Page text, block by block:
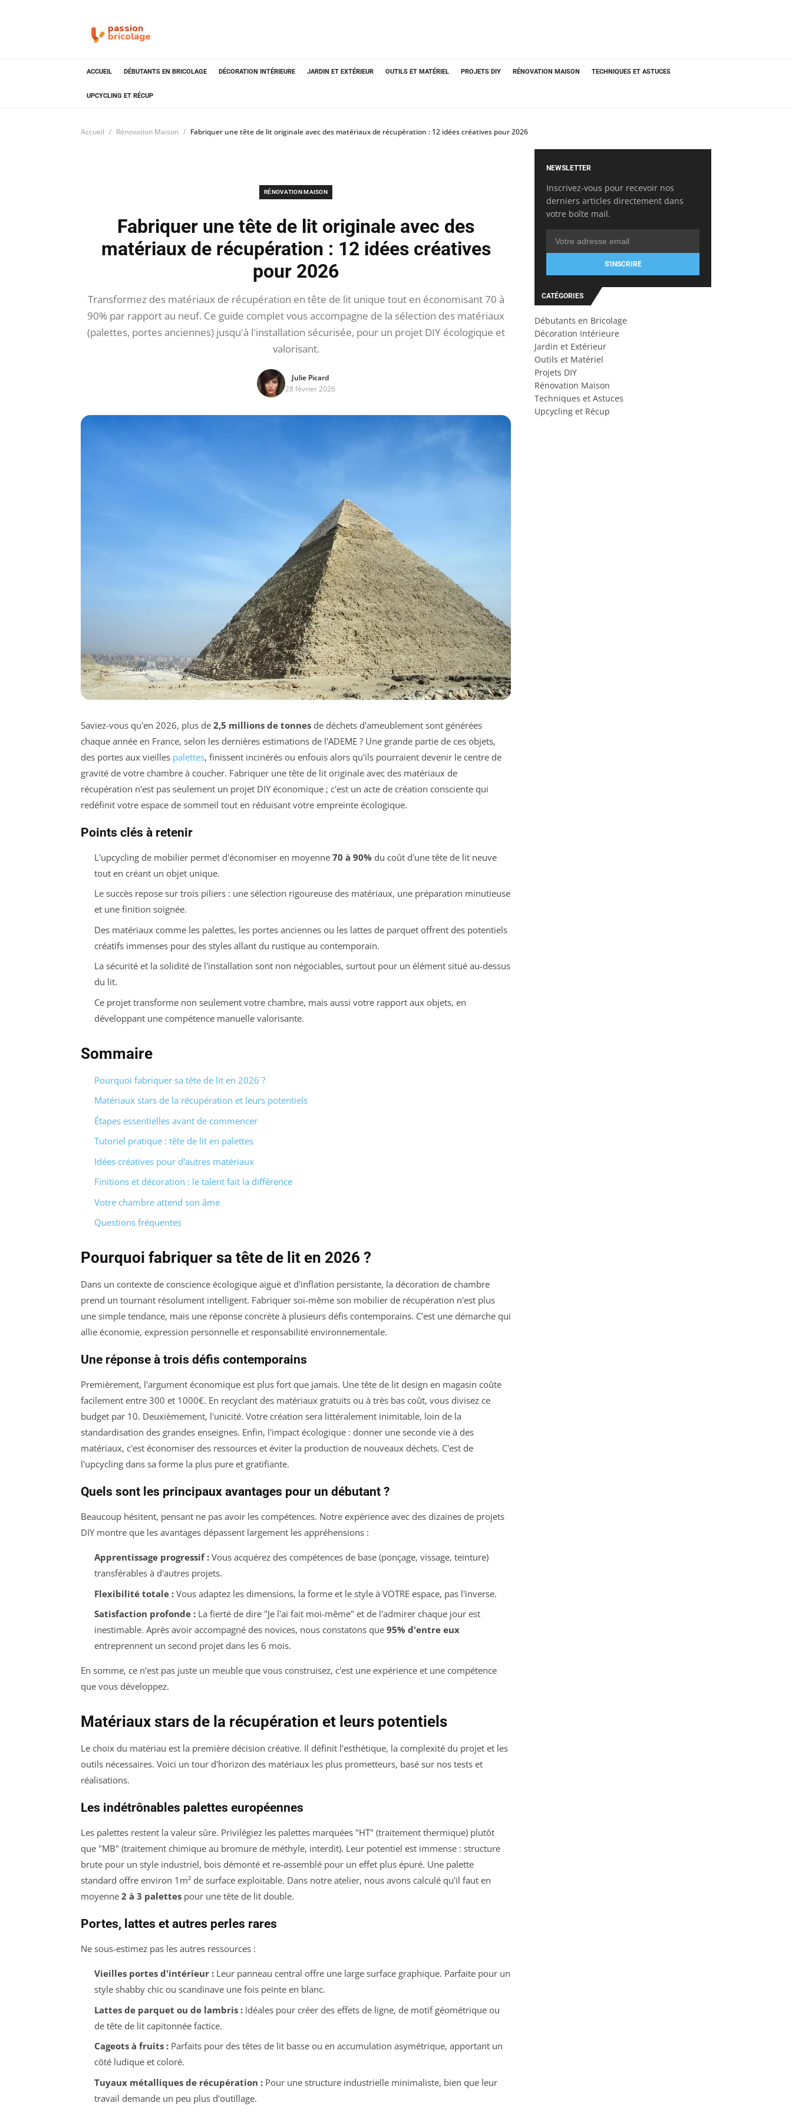
passion
bricolage
ACCUEIL DÉBUTANTS EN BRICOLAGE DÉCORATION INTÉRIEURE JARDIN ET EXTÉRIEUR OUTILS ET MATÉRIEL PROJETS DIY RÉNOVATION MAISON TECHNIQUES ET ASTUCES
UPCYCLING ET RÉCUP
Accueil Rénovation Maison Fabriquer une tête de lit originale avec des matériaux de récupération : 12 idées créatives pour 2026
RÉNOVATION MAISON
Fabriquer une tête de lit originale avec des
matériaux de récupération : 12 idées créatives
pour 2026
Transformez des matériaux de récupération en tête de lit unique tout en économisant 70 à
90% par rapport au neuf. Ce guide complet vous accompagne de la sélection des matériaux
(palettes, portes anciennes) jusqu'à l'installation sécurisée, pour un projet DIY écologique et
valorisant.
Julie Picard
28 février 2026
Saviez-vous qu'en 2026, plus de 2,5 millions de tonnes de déchets d'ameublement sont générées
chaque année en France, selon les dernières estimations de l'ADEME ? Une grande partie de ces objets,
des portes aux vieilles palettes, finissent incinérés ou enfouis alors qu'ils pourraient devenir le centre de
gravité de votre chambre à coucher. Fabriquer une tête de lit originale avec des matériaux de
récupération n'est pas seulement un projet DIY économique ; c'est un acte de création consciente qui
redéfinit votre espace de sommeil tout en réduisant votre empreinte écologique.
Points clés à retenir
L'upcycling de mobilier permet d'économiser en moyenne 70 à 90% du coût d'une tête de lit neuve
tout en créant un objet unique.
Le succès repose sur trois piliers : une sélection rigoureuse des matériaux, une préparation minutieuse
et une finition soignée.
Des matériaux comme les palettes, les portes anciennes ou les lattes de parquet offrent des potentiels
créatifs immenses pour des styles allant du rustique au contemporain.
La sécurité et la solidité de l'installation sont non négociables, surtout pour un élément situé au-dessus
du lit.
Ce projet transforme non seulement votre chambre, mais aussi votre rapport aux objets, en
développant une compétence manuelle valorisante.
Sommaire
Pourquoi fabriquer sa tête de lit en 2026 ?
Matériaux stars de la récupération et leurs potentiels
Étapes essentielles avant de commencer
Tutoriel pratique : tête de lit en palettes
Idées créatives pour d'autres matériaux
Finitions et décoration : le talent fait la différence
Votre chambre attend son âme
Questions fréquentes
Pourquoi fabriquer sa tête de lit en 2026 ?
Dans un contexte de conscience écologique aiguë et d'inflation persistante, la décoration de chambre
prend un tournant résolument intelligent. Fabriquer soi-même son mobilier de récupération n'est plus
une simple tendance, mais une réponse concrète à plusieurs défis contemporains. C'est une démarche qui
allie économie, expression personnelle et responsabilité environnementale.
Une réponse à trois défis contemporains
Premièrement, l'argument économique est plus fort que jamais. Une tête de lit design en magasin coûte
facilement entre 300 et 1000€. En recyclant des matériaux gratuits ou à très bas coût, vous divisez ce
budget par 10. Deuxièmement, l'unicité. Votre création sera littéralement inimitable, loin de la
standardisation des grandes enseignes. Enfin, l'impact écologique : donner une seconde vie à des
matériaux, c'est économiser des ressources et éviter la production de nouveaux déchets. C'est de
l'upcycling dans sa forme la plus pure et gratifiante.
Quels sont les principaux avantages pour un débutant ?
Beaucoup hésitent, pensant ne pas avoir les compétences. Notre expérience avec des dizaines de projets
DIY montre que les avantages dépassent largement les appréhensions :
Apprentissage progressif :Vous acquérez des compétences de base (ponçage, vissage, teinture)
transférables à d'autres projets.
Flexibilité totale :Vous adaptez les dimensions, la forme et le style à VOTRE espace, pas l'inverse.
Satisfaction profonde :La fierté de dire "Je l'ai fait moi-même" et de l'admirer chaque jour est
inestimable. Après avoir accompagné des novices, nous constatons que 95% d'entre eux
entreprennent un second projet dans les 6 mois.
En somme, ce n'est pas juste un meuble que vous construisez, c'est une expérience et une compétence
que vous développez.
Matériaux stars de la récupération et leurs potentiels
Le choix du matériau est la première décision créative. Il définit l'esthétique, la complexité du projet et les
outils nécessaires. Voici un tour d'horizon des matériaux les plus prometteurs, basé sur nos tests et
réalisations.
Les indétrônables palettes européennes
Les palettes restent la valeur sûre. Privilégiez les palettes marquées "HT" (traitement thermique) plutôt
que "MB" (traitement chimique au bromure de méthyle, interdit). Leur potentiel est immense : structure
brute pour un style industriel, bois démonté et re-assemblé pour un effet plus épuré. Une palette
standard offre environ 1m² de surface exploitable. Dans notre atelier, nous avons calculé qu'il faut en
moyenne 2 à 3 palettes pour une tête de lit double.
Portes, lattes et autres perles rares
Ne sous-estimez pas les autres ressources :
Vieilles portes d'intérieur :Leur panneau central offre une large surface graphique. Parfaite pour un
style shabby chic ou scandinave une fois peinte en blanc.
Lattes de parquet ou de lambris :Idéales pour créer des effets de ligne, de motif géométrique ou
de tête de lit capitonnée factice.
Cageots à fruits :Parfaits pour des têtes de lit basse ou en accumulation asymétrique, apportant un
côté ludique et coloré.
Tuyaux métalliques de récupération :Pour une structure industrielle minimaliste, bien que leur
travail demande un peu plus d'outillage.
NEWSLETTER
Inscrivez-vous pour recevoir nos
derniers articles directement dans
votre boîte mail.
S'INSCRIRE
CATÉGORIES
Débutants en Bricolage
Décoration Intérieure
Jardin et Extérieur
Outils et Matériel
Projets DIY
Rénovation Maison
Techniques et Astuces
Upcycling et Récup